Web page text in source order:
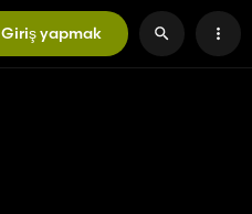
Giriş yapmak